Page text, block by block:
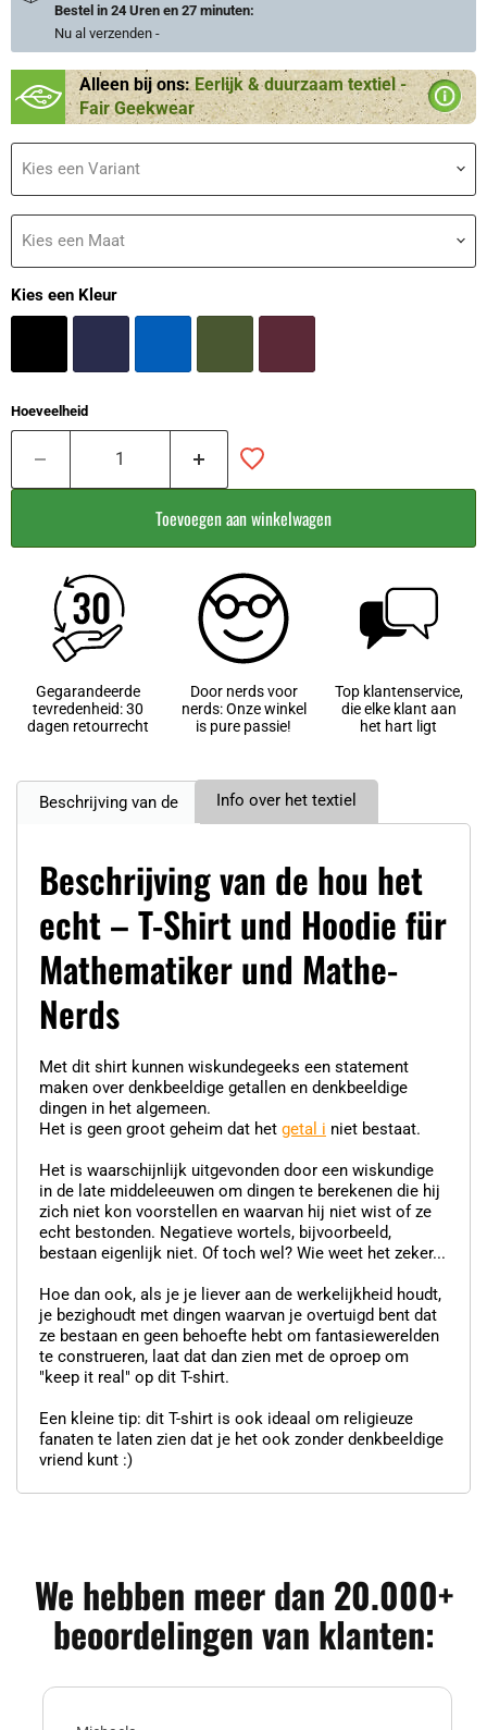
Bestel in 24 Uren en 27 minuten:
Nu al verzenden -
Alleen bij ons:Eerlijk & duurzaam textiel -
Fair Geekwear
Kies een Variant
Kies een Maat
Kies een Kleur
Hoeveelheid
Toevoegen aan winkelwagen
Gegarandeerde
tevredenheid: 30
dagen retourrecht
Door nerds voor
nerds: Onze winkel
is pure passie!
Top klantenservice,
die elke klant aan
het hart ligt
Beschrijving van de Info over het textiel
Beschrijving van de hou het
echt – T-Shirt und Hoodie für
Mathematiker und Mathe-
Nerds
Met dit shirt kunnen wiskundegeeks een statement
maken over denkbeeldige getallen en denkbeeldige
dingen in het algemeen.
Het is geen groot geheim dat het getal i niet bestaat.
Het is waarschijnlijk uitgevonden door een wiskundige
in de late middeleeuwen om dingen te berekenen die hij
zich niet kon voorstellen en waarvan hij niet wist of ze
echt bestonden. Negatieve wortels, bijvoorbeeld,
bestaan eigenlijk niet. Of toch wel? Wie weet het zeker...
Hoe dan ook, als je je liever aan de werkelijkheid houdt,
je bezighoudt met dingen waarvan je overtuigd bent dat
ze bestaan en geen behoefte hebt om fantasiewerelden
te construeren, laat dat dan zien met de oproep om
"keep it real" op dit T-shirt.
Een kleine tip: dit T-shirt is ook ideaal om religieuze
fanaten te laten zien dat je het ook zonder denkbeeldige
vriend kunt :)
We hebben meer dan 20.000+
beoordelingen van klanten: